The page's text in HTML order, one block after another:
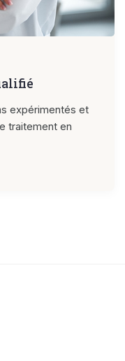
expérimentés et
traitement en